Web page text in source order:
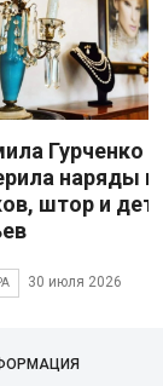
Гурченко
наряды
штор и
30 июля 2026